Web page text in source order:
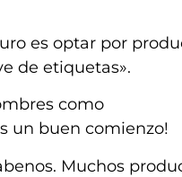
es optar por
de etiquetas».
como
un buen comienzo!
Muchos